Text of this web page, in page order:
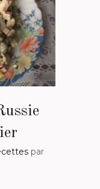
par